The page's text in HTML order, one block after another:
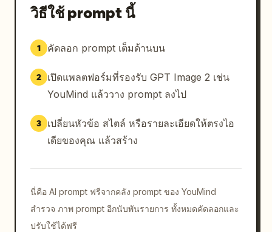
same customizable name appears in all six
distinct handwritten styles. Keep the
handwritten, with natural ink variation and
วิธีใช้ prompt นี้
1 คัดลอก prompt เต็มด้านบน
2
เปิดแพลตฟอร์มที่รองรับ GPT Image 2 เช่น
YouMind แล้ววาง prompt ลงไป
3
เปลี่ยนหัวข้อ สไตล์ หรือรายละเอียดให้ตรงไอ
เดียของคุณ แล้วสร้าง
นี่คือ AI prompt ฟรีจากคลัง prompt ของ YouMind
สำรวจ ภาพ prompt อีกนับพันรายการ ทั้งหมดคัดลอกและ
ปรับใช้ได้ฟรี